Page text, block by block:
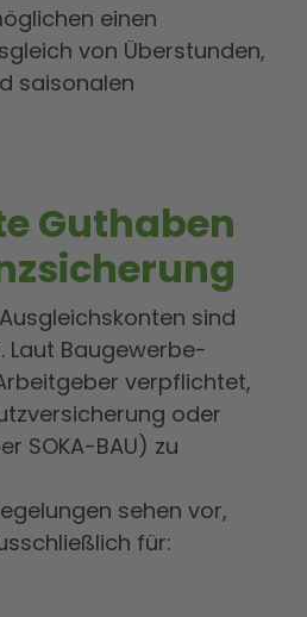
einen
von Überstunden,
saisonalen
Guthaben
sind
Baugewerbe-
verpflichtet,
oder
SOKA-BAU) zu
sehen vor,
für: